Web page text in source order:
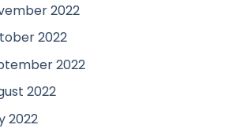
2022
2022
2022
2022
2022